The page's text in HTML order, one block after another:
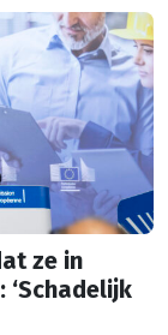
ze in